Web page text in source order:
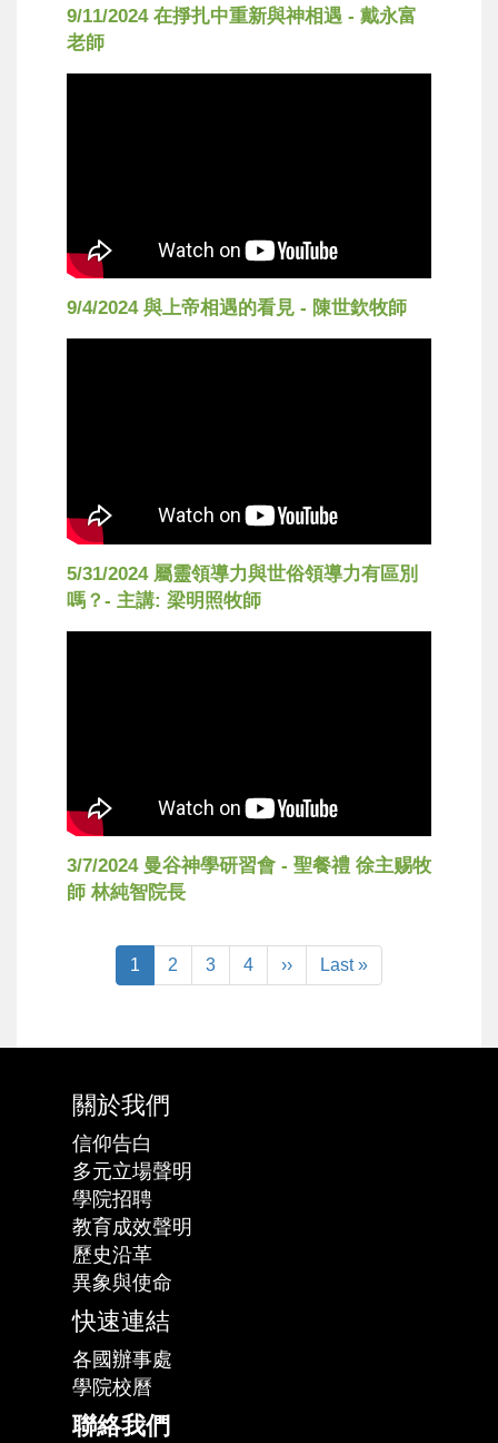
9/11/2024 在掙扎中重新與神相遇 - 戴永富
老師
9/4/2024 與上帝相遇的看見 - 陳世欽牧師
5/31/2024 屬靈領導力與世俗領導力有區別
嗎？- 主講: 梁明照牧師
3/7/2024 曼谷神學研習會 - 聖餐禮 徐主赐牧
師 林純智院長
Pagination
目
前
1
頁
面
2
頁
面
3
頁
面
4
下
一
››
Last
page
Last »
關於我們
信仰告白
多元立場聲明
學院招聘
教育成效聲明
歷史沿革
異象與使命
快速連結
各國辦事處
學院校曆
聯絡我們